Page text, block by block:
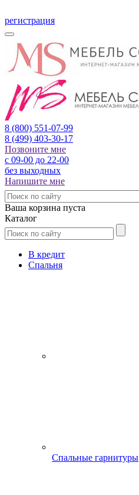
регистрация
8 (800) 551-07-99
8 (499) 403-30-17
Позвоните мне
с 09-00 до 22-00
без выходных
Напишите мне
Ваша корзина пуста
Каталог
В кредит
Спальня
Спальные гарнитуры